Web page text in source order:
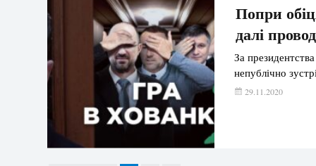
Попри
далі
За
непублічно
29.11.2020